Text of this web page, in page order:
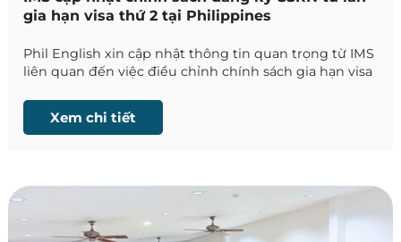
gia hạn visa thứ 2 tại Philippines
Phil English xin cập nhật thông tin quan trọng từ IMS
liên quan đến việc điều chỉnh chính sách gia hạn visa
21/04/2026.
Những thay đổi này ảnh hưởng trực tiếp đến quy
Xem chi tiết